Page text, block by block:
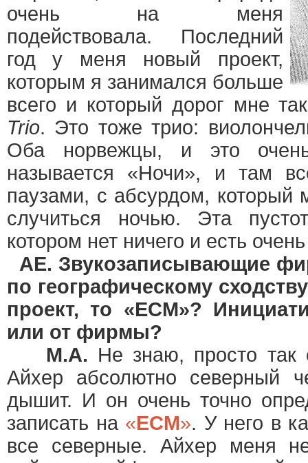
очень на меня
подействовала. Последний
год у меня новый проект,
которым я занимался больше
всего и который дорог мне
Trio. Это тоже трио:
Оба норвежцы, и это
называется «Ночи», и там
паузами, с абсурдом, который
случиться ночью. Эта
котором нет ничего и есть
AE. Звукозаписывающие
по географическому
проект, то «ECM»?
или от фирмы?
М.А. Не знаю, просто так
Айхер абсолютно северный
дышит. И он очень точно
записать на «ЕСМ». У него в
все северные. Айхер меня